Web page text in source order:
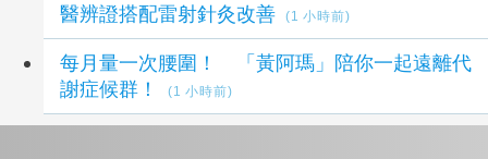
醫辨證搭配雷射針灸改善
(1 小時前)
每月量一次腰圍！ 「黃阿瑪」陪你一起遠離代
謝症候群！
(1 小時前)